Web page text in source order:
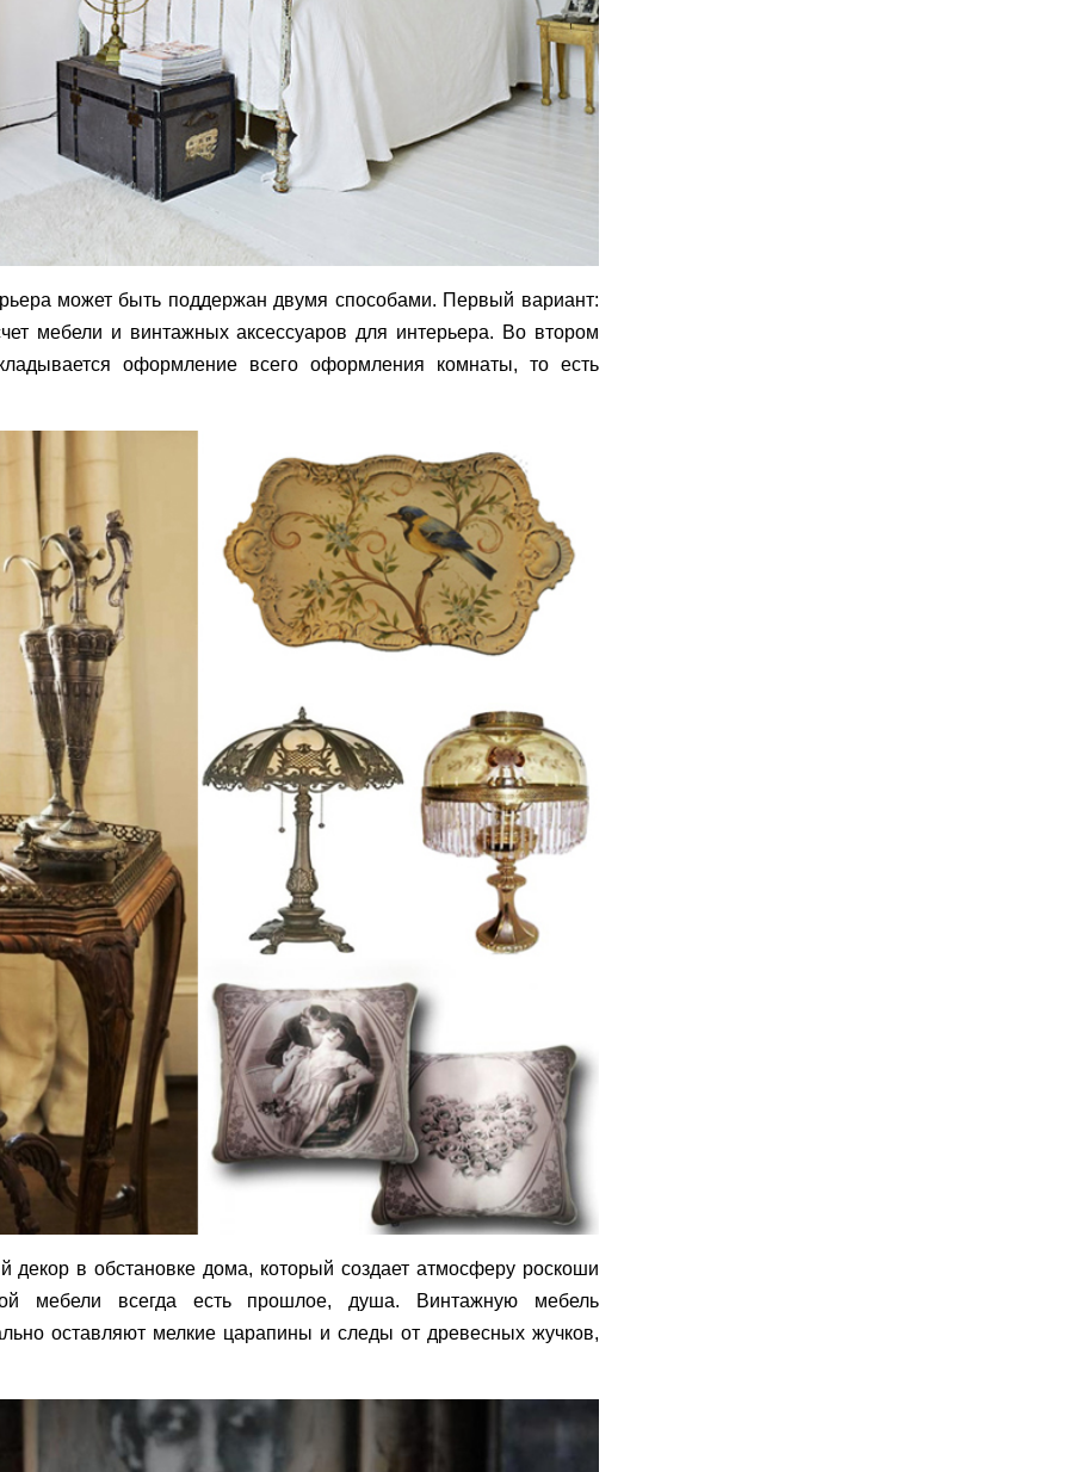
может быть поддержан двумя способами. Первый вариант:
мебели и винтажных аксессуаров для интерьера. Во втором
оформление всего оформления комнаты, то есть
декор в обстановке дома, который создает атмосферу роскоши
мебели всегда есть прошлое, душа.
Винтажную мебель
оставляют мелкие царапины и следы от древесных жучков,